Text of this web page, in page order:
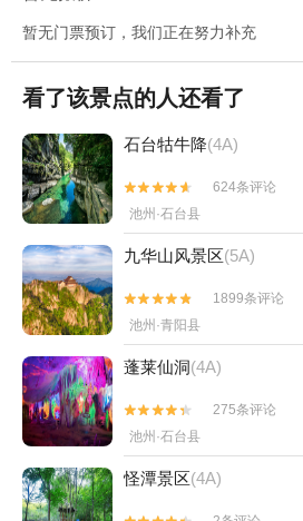
暂无门票预订，我们正在努力补充
看了该景点的人还看了
石台牯牛降(4A)


624条评论
池州·石台县
九华山风景区(5A)


1899条评论
池州·青阳县
蓬莱仙洞(4A)


275条评论
池州·石台县
怪潭景区(4A)